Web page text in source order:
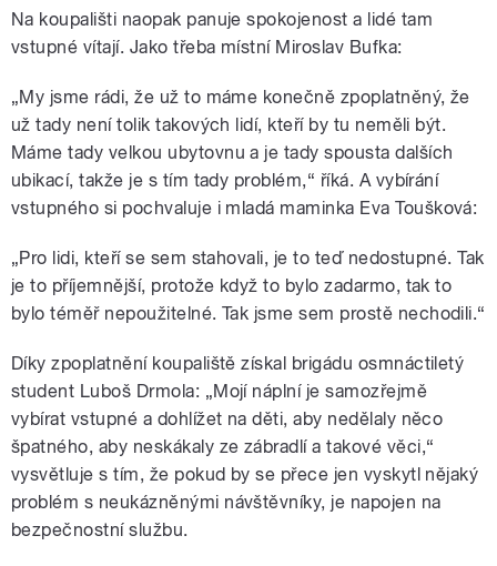
Na koupališti naopak panuje spokojenost a lidé tam
vstupné vítají. Jako třeba místní Miroslav Bufka:
„My jsme rádi, že už to máme konečně zpoplatněný, že
už tady není tolik takových lidí, kteří by tu neměli být.
Máme tady velkou ubytovnu a je tady spousta dalších
ubikací, takže je s tím tady problém,“ říká. A vybírání
vstupného si pochvaluje i mladá maminka Eva Toušková:
„Pro lidi, kteří se sem stahovali, je to teď nedostupné. Tak
je to příjemnější, protože když to bylo zadarmo, tak to
bylo téměř nepoužitelné. Tak jsme sem prostě nechodili.“
Díky zpoplatnění koupaliště získal brigádu osmnáctiletý
student Luboš Drmola: „Mojí náplní je samozřejmě
vybírat vstupné a dohlížet na děti, aby nedělaly něco
špatného, aby neskákaly ze zábradlí a takové věci,“
vysvětluje s tím, že pokud by se přece jen vyskytl nějaký
problém s neukázněnými návštěvníky, je napojen na
bezpečnostní službu.